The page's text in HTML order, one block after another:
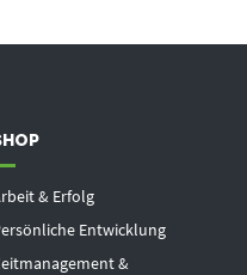
& Erfolg
Entwicklung
&